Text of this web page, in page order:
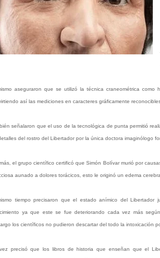
aseguraron que se utilizó la técnica craneométrica como
así las mediciones en caracteres gráficamente
señalaron que el uso de la tecnológica de punta permitió
del rostro del Libertador por la única doctora imaginólogo
el grupo científico certificó que Simón Bolívar murió por
aunado a dolores torácicos, esto le originó un edema
tiempo precisaron que el estado anímico del Libertador
ya que este se fue deteriorando cada vez más
los científicos no pudieron descartar del todo la intoxicación
precisó que los libros de historia que enseñan que el